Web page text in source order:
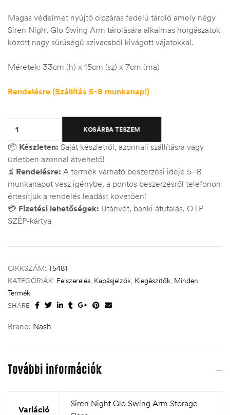
Magas védelmet nyújtó cipzáras fedelű tároló amely négy
Siren Night Glo Swing Arm tárolására alkalmas horgászatok
között nagy sűrűségű szivacsból kivágott vájatokkal.
Méretek: 33cm (h) x 15cm (sz) x 7cm (ma)
Rendelésre (Szállítás 5-8 munkanap!)
KOSÁRBA TESZEM
📦 Készleten: Saját készletről, azonnali szállításra vagy
üzletben azonnal átvehető!
⏳ Rendelésre: A termék várható beszerzési ideje 5–8
munkanapot vesz igénybe, a pontos beszerzésről telefonon
értesítjük a rendelés leadást követően!
💳 Fizetési lehetőségek: Utánvét, banki átutalás, OTP
SZÉP-kártya
CIKKSZÁM: T5481
KATEGÓRIÁK: Felszerelés, Kapásjelzők, Kiegészítők, Minden
Termék
SHARE:
Brand: Nash
További információk
Variáció
Siren Night Glo Swing Arm Storage